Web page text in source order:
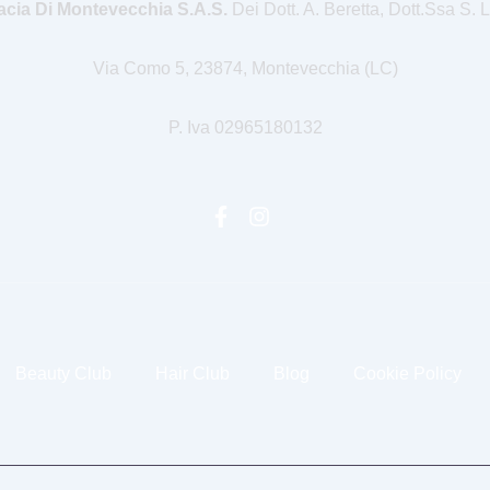
Di Montevecchia S.a.s. Dei Dott. A. Beretta, Dott.ssa S.
Via Como 5, 23874, Montevecchia (LC)
P. Iva 02965180132